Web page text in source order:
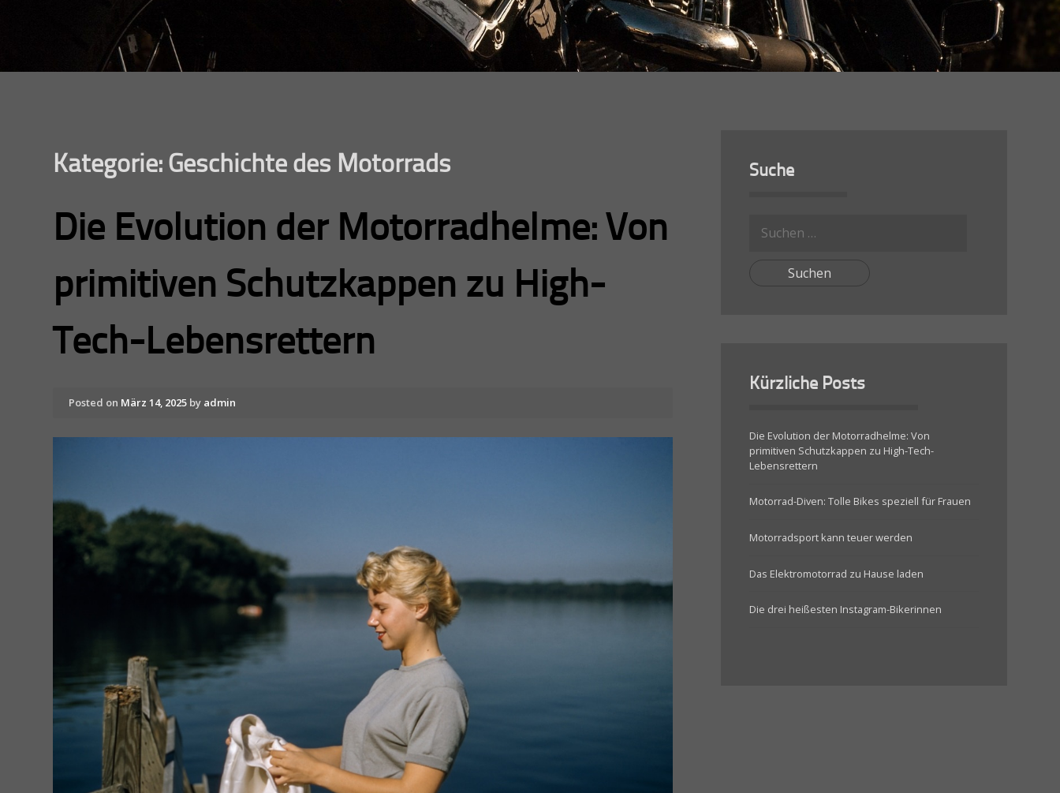
Kategorie: Geschichte des Motorrads
Die Evolution der Motorradhelme: Von
primitiven Schutzkappen zu High-
Tech-Lebensrettern
Posted on März 14, 2025 by admin
Suche
nach:
Kürzliche Posts
Die Evolution der Motorradhelme: Von
primitiven Schutzkappen zu High-Tech-
Lebensrettern
Motorrad-Diven: Tolle Bikes speziell für Frauen
Motorradsport kann teuer werden
Das Elektromotorrad zu Hause laden
Die drei heißesten Instagram-Bikerinnen